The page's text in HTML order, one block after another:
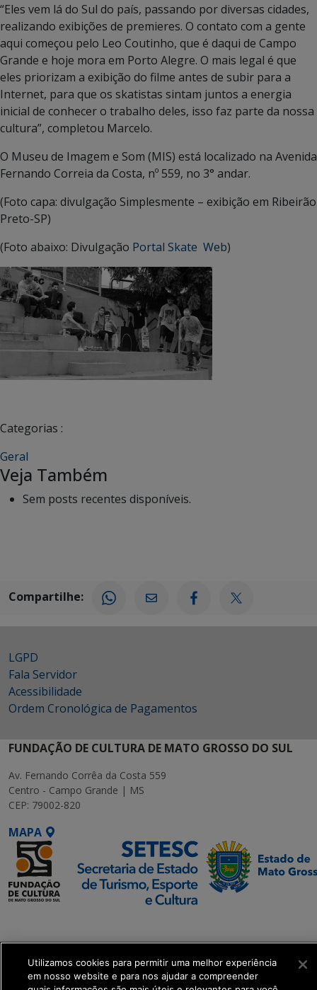
“Eles vem lá do Sul do país, passando por diversas cidades,
realizando exibições de premieres. O contato com a gente
aqui começou pelo Leo Coutinho, que é daqui de Campo
Grande e hoje mora em Porto Alegre. O mais legal é que
eles priorizam a exibição do filme antes de subir para a
Internet, para que os skatistas sintam juntos a energia
inicial de conhecer o trabalho deles, isso faz parte da nossa
cultura”, completou Marcelo.
O Museu de Imagem e Som (MIS) está localizado na Avenida
Fernando Correia da Costa, nº 559, no 3° andar.
(Foto capa: divulgação Simplesmente – exibição em Ribeirão
Preto-SP)
(Foto abaixo: Divulgação Portal Skate Web)
Categorias :
Geral
Veja Também
Sem posts recentes disponíveis.
Compartilhe:
LGPD
Fala Servidor
Acessibilidade
Ordem Cronológica de Pagamentos
FUNDAÇÃO DE CULTURA DE MATO GROSSO DO SUL
Av. Fernando Corrêa da Costa 559
Centro - Campo Grande | MS
CEP: 79002-820
MAPA
Executiva de
Transformação Digital
Utilizamos cookies para permitir uma melhor experiência
em nosso website e para nos ajudar a compreender